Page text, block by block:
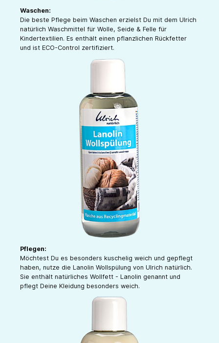
Waschen:
Die beste Pflege beim Waschen erzielst Du mit dem Ulrich
natürlich Waschmittel für Wolle, Seide & Felle für
Kindertextilien. Es enthält einen pflanzlichen Rückfetter
und ist ECO-Control zertifiziert.
Pflegen:
Möchtest Du es besonders kuschelig weich und gepflegt
haben, nutze die Lanolin Wollspülung von Ulrich natürlich.
Sie enthält natürliches Wollfett - Lanolin genannt und
pflegt Deine Kleidung besonders weich.